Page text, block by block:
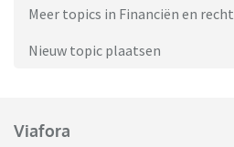
Meer topics in Financiën en recht
Nieuw topic plaatsen
Viafora